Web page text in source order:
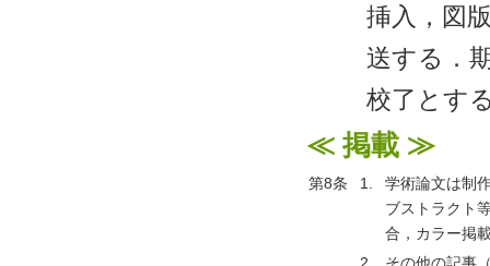
挿入，図
送する．
校了とす
≪ 掲載 ≫
第8条 1.
学術論文は制
ブストラクト
合，カラー掲